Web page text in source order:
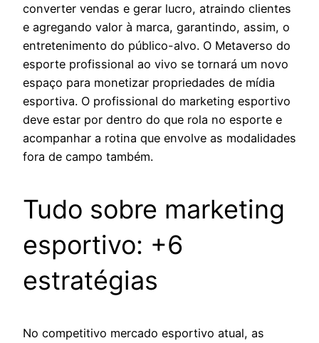
converter vendas e gerar lucro, atraindo clientes
e agregando valor à marca, garantindo, assim, o
entretenimento do público-alvo. O Metaverso do
esporte profissional ao vivo se tornará um novo
espaço para monetizar propriedades de mídia
esportiva. O profissional do marketing esportivo
deve estar por dentro do que rola no esporte e
acompanhar a rotina que envolve as modalidades
fora de campo também.
Tudo sobre marketing
esportivo: +6
estratégias
No competitivo mercado esportivo atual, as